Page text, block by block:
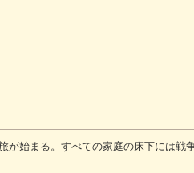
始まる。すべての家庭の床下には戦